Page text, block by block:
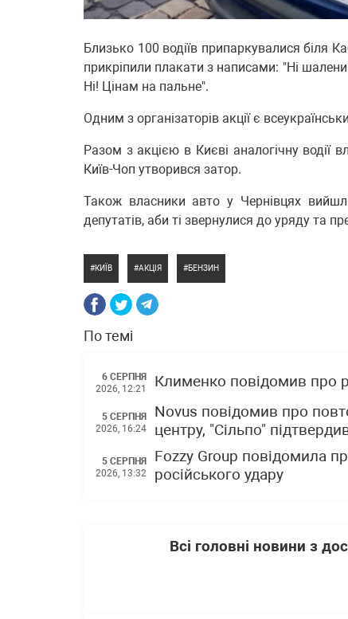
Близько 100 водіїв припаркувалися біля
прикріпили плакати з написами: "Ні
Ні! Цінам на пальне".
Одним з організаторів акції є
Разом з акцією в Києві аналогічну водії
Київ-Чоп утворився затор.
Також власники авто у Чернівцях
депутатів, аби ті звернулися до уряду та
КИЇВ АКЦІЯ БЕНЗИН
По темі
6 СЕРПНЯ
2026, 12:21
Клименко повідомив про
5 СЕРПНЯ
2026, 16:24
Novus повідомив про
центру, "Сільпо"
5 СЕРПНЯ
2026, 13:32
Fozzy Group повідомила
російського удару
Всі головні новини з